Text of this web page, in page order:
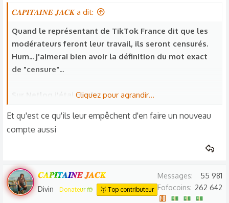
o
n
s
𝑪𝑨𝑷𝑰𝑻𝑨𝑰𝑵𝑬 𝑱𝑨𝑪𝑲 a dit:
Quand le représentant de TikTok France dit que les
modérateurs feront leur travail, ils seront censurés.
Hum... j'aimerai bien avoir la définition du mot exact
de "censure"...
Sur Netlog j'étai modo
vieux et le faisant comprendre
Vous ne pouvez pas imaginer le nombre de pervers
Mais je ne me contentai pas de modérer
Je discutai avec eux
Récoltai un max d'infos destinés à la police
Cliquez pour agrandir...
Et qu'est ce qu'ils leur empêchent d'en faire un nouveau
compte aussi
𝑪𝑨𝑷𝑰𝑻𝑨𝑰𝑵𝑬 𝑱𝑨𝑪𝑲
Divin Donateur 🤲 🥇 Top contributeur
Messages
55 981
Fofocoins
262 642